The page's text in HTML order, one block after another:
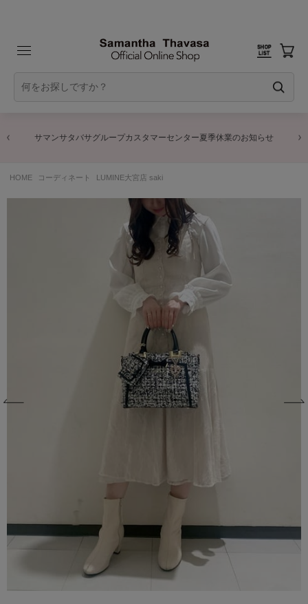
サマンサタバサグループカスタマーセンター夏季休業のお知らせ
HOME コーディネート LUMINE大宮店 saki